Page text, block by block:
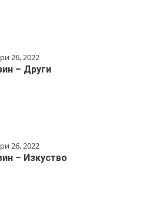
26, 2022
– Други
26, 2022
– Изкуство